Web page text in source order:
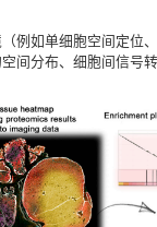
例如单细胞空间定位
间分布、细胞间信号